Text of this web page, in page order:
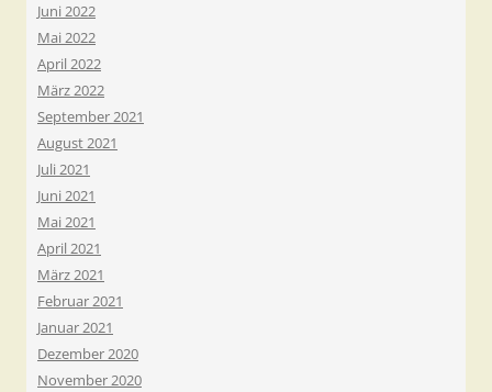
Juni 2022
Mai 2022
April 2022
März 2022
September 2021
August 2021
Juli 2021
Juni 2021
Mai 2021
April 2021
März 2021
Februar 2021
Januar 2021
Dezember 2020
November 2020